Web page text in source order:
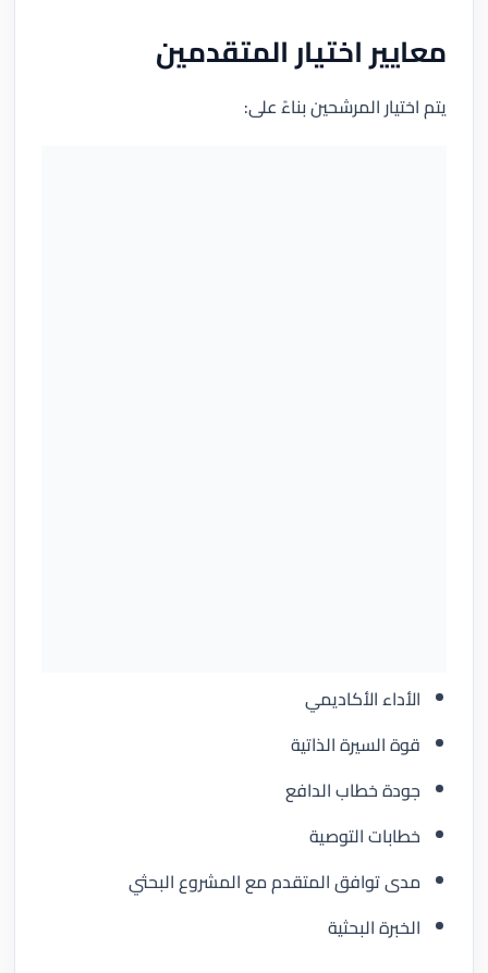
معايير اختيار المتقدمين
يتم اختيار المرشحين بناءً على:
الأداء الأكاديمي
قوة السيرة الذاتية
جودة خطاب الدافع
خطابات التوصية
مدى توافق المتقدم مع المشروع البحثي
الخبرة البحثية